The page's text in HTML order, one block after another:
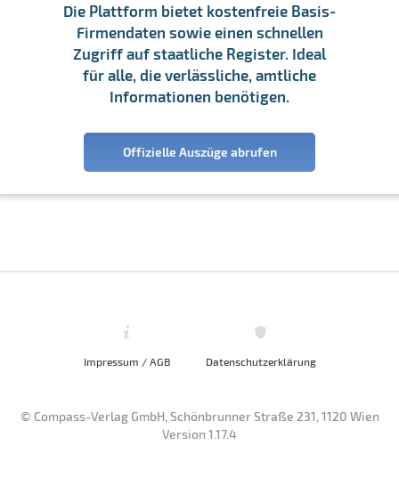
Die Plattform bietet kostenfreie Basis-
Firmendaten sowie einen schnellen
Zugriff auf staatliche Register. Ideal
für alle, die verlässliche, amtliche
Informationen benötigen.
Offizielle Auszüge abrufen
Impressum / AGB Datenschutzerklärung
© Compass-Verlag GmbH, Schönbrunner Straße 231, 1120 Wien
Version 1.17.4